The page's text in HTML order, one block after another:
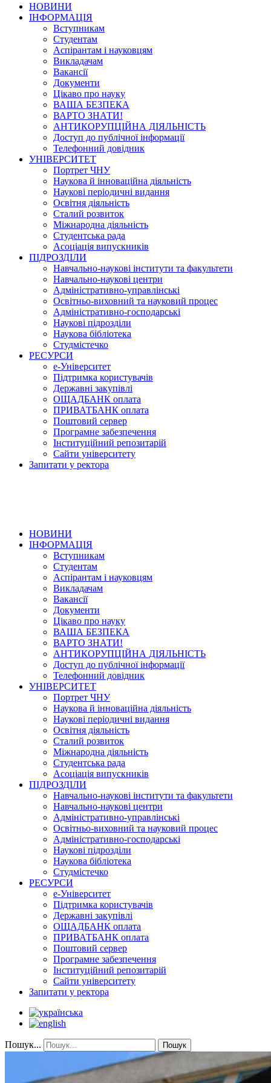
НОВИНИ
ІНФОРМАЦІЯ
Вступникам
Студентам
Аспірантам і науковцям
Викладачам
Вакансії
Документи
Цікаво про науку
ВАША БЕЗПЕКА
ВАРТО ЗНАТИ!
АНТИКОРУПЦІЙНА ДІЯЛЬНІСТЬ
Доступ до публічної інформації
Телефонний довідник
УНІВЕРСИТЕТ
Портрет ЧНУ
Наукова й інноваційна діяльність
Наукові періодичні видання
Освітня діяльність
Сталий розвиток
Міжнародна діяльність
Студентська рада
Асоціація випускників
ПІДРОЗДІЛИ
Навчально-наукові інститути та факультети
Навчально-наукові центри
Адміністративно-управлінські
Освітньо-виховний та науковий процес
Адміністративно-господарські
Наукові підрозділи
Наукова бібліотека
Студмістечко
РЕСУРСИ
е-Університет
Підтримка користувачів
Державні закупівлі
ОЩАДБАНК оплата
ПРИВАТБАНК оплата
Поштовий сервер
Програмне забезпечення
Інституційний репозитарій
Сайти університету
Запитати у ректора
НОВИНИ
ІНФОРМАЦІЯ
Вступникам
Студентам
Аспірантам і науковцям
Викладачам
Вакансії
Документи
Цікаво про науку
ВАША БЕЗПЕКА
ВАРТО ЗНАТИ!
АНТИКОРУПЦІЙНА ДІЯЛЬНІСТЬ
Доступ до публічної інформації
Телефонний довідник
УНІВЕРСИТЕТ
Портрет ЧНУ
Наукова й інноваційна діяльність
Наукові періодичні видання
Освітня діяльність
Сталий розвиток
Міжнародна діяльність
Студентська рада
Асоціація випускників
ПІДРОЗДІЛИ
Навчально-наукові інститути та факультети
Навчально-наукові центри
Адміністративно-управлінські
Освітньо-виховний та науковий процес
Адміністративно-господарські
Наукові підрозділи
Наукова бібліотека
Студмістечко
РЕСУРСИ
е-Університет
Підтримка користувачів
Державні закупівлі
ОЩАДБАНК оплата
ПРИВАТБАНК оплата
Поштовий сервер
Програмне забезпечення
Інституційний репозитарій
Сайти університету
Запитати у ректора
Пошук... Пошук